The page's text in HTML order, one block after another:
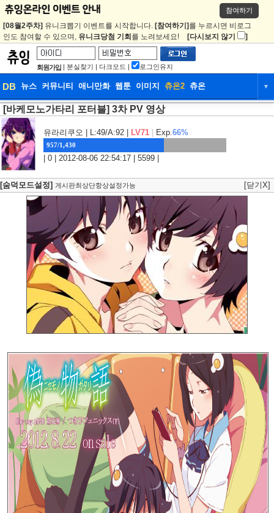
참여하기
[08월2주차] 유니크뽑기 이벤트를 시작합니다. [참여하기] 를 누르시면 비로그
인도 참여할 수 있으며, 유니크당첨 기회 를 노려보세요! [다시보지 않기 ]
회원가입 | 분실찾기 | 다크모드 | 로그인유지
DB 뉴스 커뮤니티 애니만화 웹툰 이미지 츄온2 츄온 ▼
DB 뉴스 커뮤니티
웹툰 이미지 츄온2
[바케모노가타리 포터블] 3차 PV 영상
유라리쿠오 | L:49/A:92 | LV71 Exp.66%
957/1,430
| 0 | 2012-08-06 22:54:17 | 5599 |
[숨덕모드설정] 게시판최상단항상설정가능 [닫기X]